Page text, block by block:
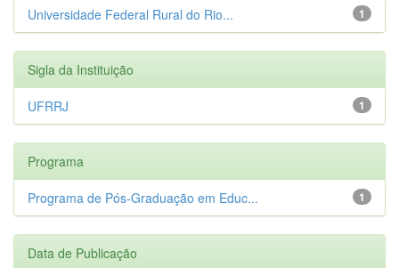
1
Universidade Federal Rural do Rio...
Sigla da Instituição
1
UFRRJ
Programa
1
Programa de Pós-Graduação em Educ...
Data de Publicação